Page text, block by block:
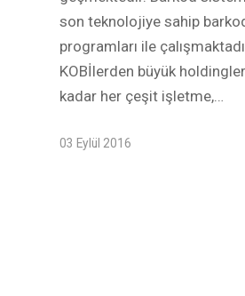
son teknolojiye sahip
programları ile
KOBİlerden büyük
kadar her çeşit işletme,…
03 Eylül 2016